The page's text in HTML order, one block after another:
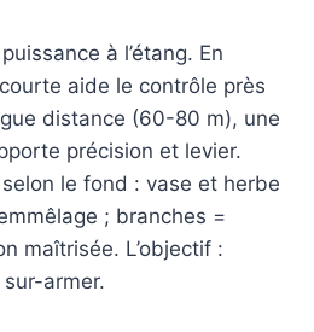
à l’étang. En
aide le contrôle près
distance (60-80 m), une
précision et levier.
le fond : vase et herbe
; branches =
maîtrisée. L’objectif :
armer.